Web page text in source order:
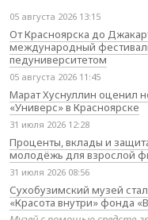
05 августа 2026 13:15
От Красноярска до
международный
педуниверситетом
05 августа 2026 11:45
Марат Хуснуллин оценил
«Универс» в Красноярске
31 июля 2026 12:28
Проценты, вклады и
молодёжь для взрослой
31 июля 2026 08:56
Сухобузимский музей
«Красота внутри» фонда